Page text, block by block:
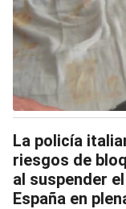
La policía
riesgos de
al suspender
España en